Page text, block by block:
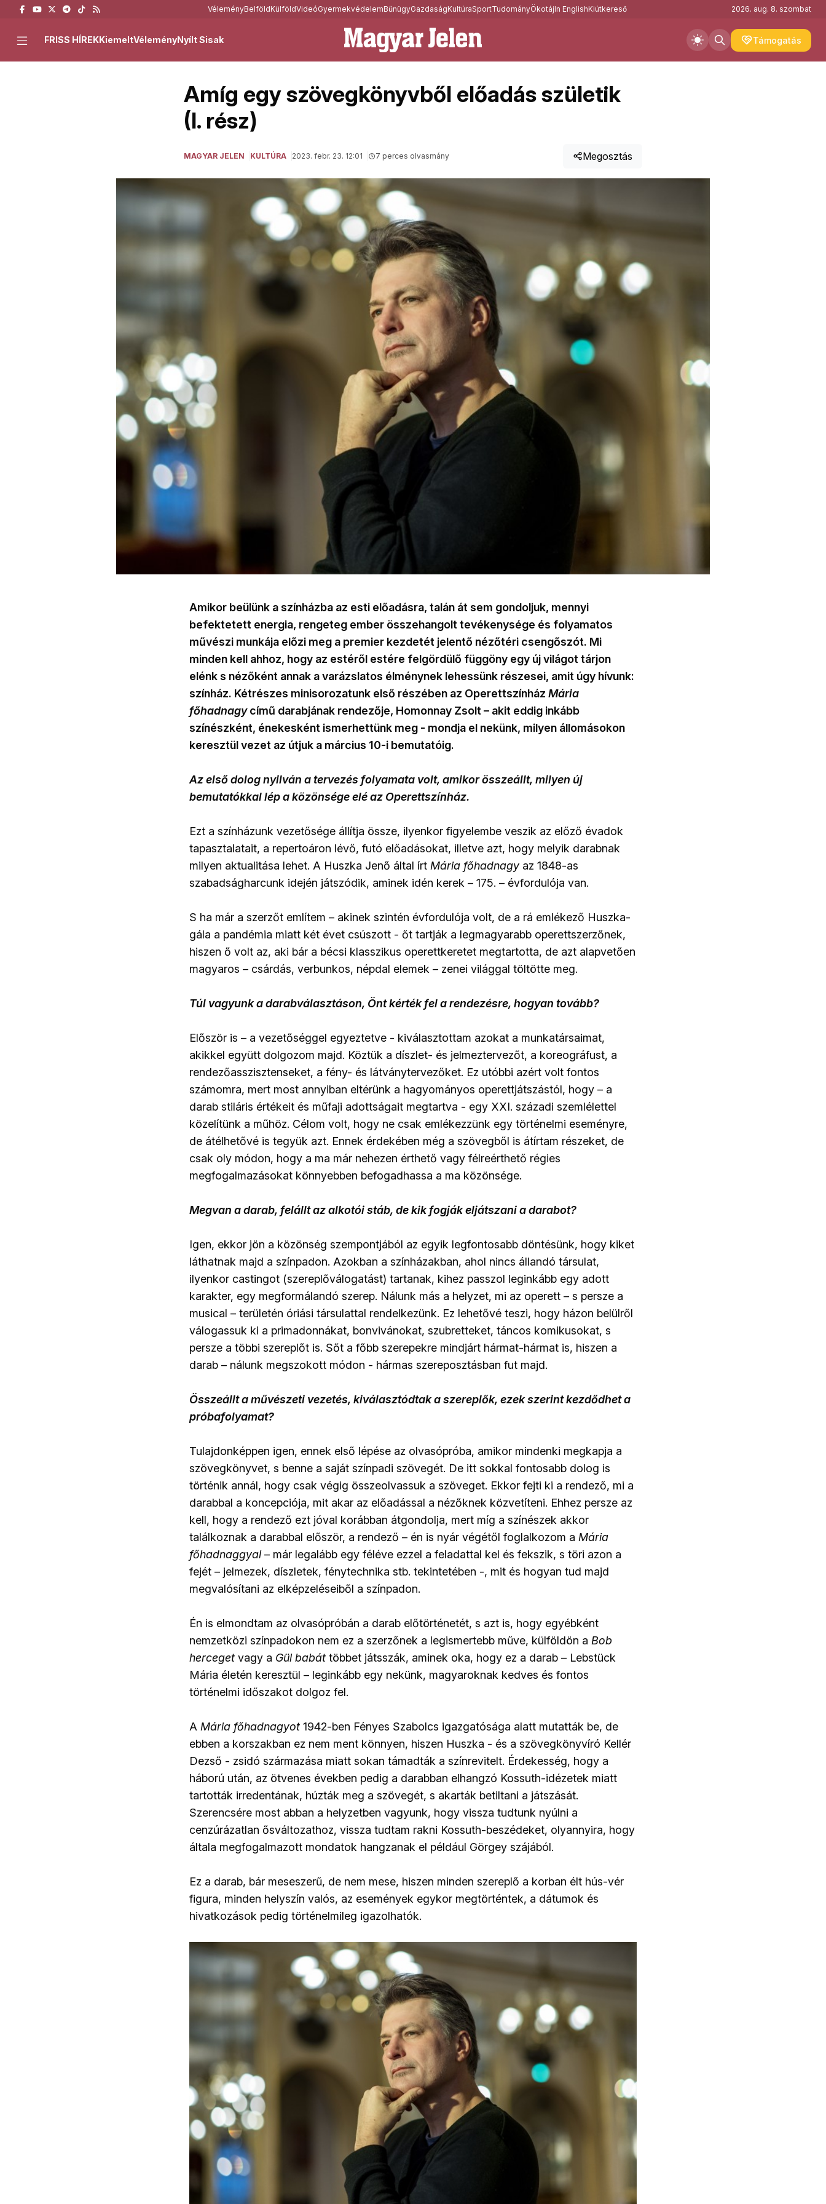
VéleményBelföldKülföldVideóGyermekvédelemBűnügyGazdaságKultúraSportTudományÖkotájIn EnglishKiútkereső 2026. aug. 8. szombat
Támogatás
FRISS HÍREKKiemeltVéleményNyílt Sisak
Amíg egy szövegkönyvből előadás születik
(I. rész)
MAGYAR JELEN KULTÚRA 2023. febr. 23. 12:01 7 perces olvasmány Megosztás
Amikor beülünk a színházba az esti előadásra, talán át sem gondoljuk, mennyi
befektetett energia, rengeteg ember összehangolt tevékenysége és folyamatos
művészi munkája előzi meg a premier kezdetét jelentő nézőtéri csengőszót. Mi
minden kell ahhoz, hogy az estéről estére felgördülő függöny egy új világot tárjon
elénk s nézőként annak a varázslatos élménynek lehessünk részesei, amit úgy hívunk:
színház. Kétrészes minisorozatunk első részében az Operettszínház Mária
főhadnagycímű darabjának rendezője, Homonnay Zsolt – akit eddig inkább
színészként, énekesként ismerhettünk meg - mondja el nekünk, milyen állomásokon
keresztül vezet az útjuk a március 10-i bemutatóig.
Az első dolog nyilván a tervezés folyamata volt, amikor összeállt, milyen új
bemutatókkal lép a közönsége elé az Operettszínház.
Ezt a színházunk vezetősége állítja össze, ilyenkor figyelembe veszik az előző évadok
tapasztalatait, a repertoáron lévő, futó előadásokat, illetve azt, hogy melyik darabnak
milyen aktualitása lehet. A Huszka Jenő által írt Mária főhadnagy az 1848-as
szabadságharcunk idején játszódik, aminek idén kerek – 175. – évfordulója van.
S ha már a szerzőt említem – akinek szintén évfordulója volt, de a rá emlékező Huszka-
gála a pandémia miatt két évet csúszott - őt tartják a legmagyarabb operettszerzőnek,
hiszen ő volt az, aki bár a bécsi klasszikus operettkeretet megtartotta, de azt alapvetően
magyaros – csárdás, verbunkos, népdal elemek – zenei világgal töltötte meg.
Túl vagyunk a darabválasztáson, Önt kérték fel a rendezésre, hogyan tovább?
Először is – a vezetőséggel egyeztetve - kiválasztottam azokat a munkatársaimat,
akikkel együtt dolgozom majd. Köztük a díszlet- és jelmeztervezőt, a koreográfust, a
rendezőasszisztenseket, a fény- és látványtervezőket. Ez utóbbi azért volt fontos
számomra, mert most annyiban eltérünk a hagyományos operettjátszástól, hogy – a
darab stiláris értékeit és műfaji adottságait megtartva - egy XXI. századi szemlélettel
közelítünk a műhöz. Célom volt, hogy ne csak emlékezzünk egy történelmi eseményre,
de átélhetővé is tegyük azt. Ennek érdekében még a szövegből is átírtam részeket, de
csak oly módon, hogy a ma már nehezen érthető vagy félreérthető régies
megfogalmazásokat könnyebben befogadhassa a ma közönsége.
Megvan a darab, felállt az alkotói stáb, de kik fogják eljátszani a darabot?
Igen, ekkor jön a közönség szempontjából az egyik legfontosabb döntésünk, hogy kiket
láthatnak majd a színpadon. Azokban a színházakban, ahol nincs állandó társulat,
ilyenkor castingot (szereplőválogatást) tartanak, kihez passzol leginkább egy adott
karakter, egy megformálandó szerep. Nálunk más a helyzet, mi az operett – s persze a
musical – területén óriási társulattal rendelkezünk. Ez lehetővé teszi, hogy házon belülről
válogassuk ki a primadonnákat, bonvivánokat, szubretteket, táncos komikusokat, s
persze a többi szereplőt is. Sőt a főbb szerepekre mindjárt hármat-hármat is, hiszen a
darab – nálunk megszokott módon - hármas szereposztásban fut majd.
Összeállt a művészeti vezetés, kiválasztódtak a szereplők, ezek szerint kezdődhet a
próbafolyamat?
Tulajdonképpen igen, ennek első lépése az olvasópróba, amikor mindenki megkapja a
szövegkönyvet, s benne a saját színpadi szövegét. De itt sokkal fontosabb dolog is
történik annál, hogy csak végig összeolvassuk a szöveget. Ekkor fejti ki a rendező, mi a
darabbal a koncepciója, mit akar az előadással a nézőknek közvetíteni. Ehhez persze az
kell, hogy a rendező ezt jóval korábban átgondolja, mert míg a színészek akkor
találkoznak a darabbal először, a rendező – én is nyár végétől foglalkozom a Mária
főhadnaggyal– már legalább egy féléve ezzel a feladattal kel és fekszik, s töri azon a
fejét – jelmezek, díszletek, fénytechnika stb. tekintetében -, mit és hogyan tud majd
megvalósítani az elképzeléseiből a színpadon.
Én is elmondtam az olvasópróbán a darab előtörténetét, s azt is, hogy egyébként
nemzetközi színpadokon nem ez a szerzőnek a legismertebb műve, külföldön a Bob
herceget vagy a Gül babát többet játsszák, aminek oka, hogy ez a darab – Lebstück
Mária életén keresztül – leginkább egy nekünk, magyaroknak kedves és fontos
történelmi időszakot dolgoz fel.
A Mária főhadnagyot 1942-ben Fényes Szabolcs igazgatósága alatt mutatták be, de
ebben a korszakban ez nem ment könnyen, hiszen Huszka - és a szövegkönyvíró Kellér
Dezső - zsidó származása miatt sokan támadták a színrevitelt. Érdekesség, hogy a
háború után, az ötvenes években pedig a darabban elhangzó Kossuth-idézetek miatt
tartották irredentának, húzták meg a szövegét, s akarták betiltani a játszását.
Szerencsére most abban a helyzetben vagyunk, hogy vissza tudtunk nyúlni a
cenzúrázatlan ősváltozathoz, vissza tudtam rakni Kossuth-beszédeket, olyannyira, hogy
általa megfogalmazott mondatok hangzanak el például Görgey szájából.
Ez a darab, bár meseszerű, de nem mese, hiszen minden szereplő a korban élt hús-vér
figura, minden helyszín valós, az események egykor megtörténtek, a dátumok és
hivatkozások pedig történelmileg igazolhatók.